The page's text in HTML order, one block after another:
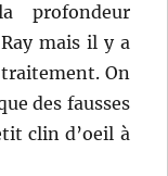
profondeur
mais il y a
On
des fausses
clin d’oeil à